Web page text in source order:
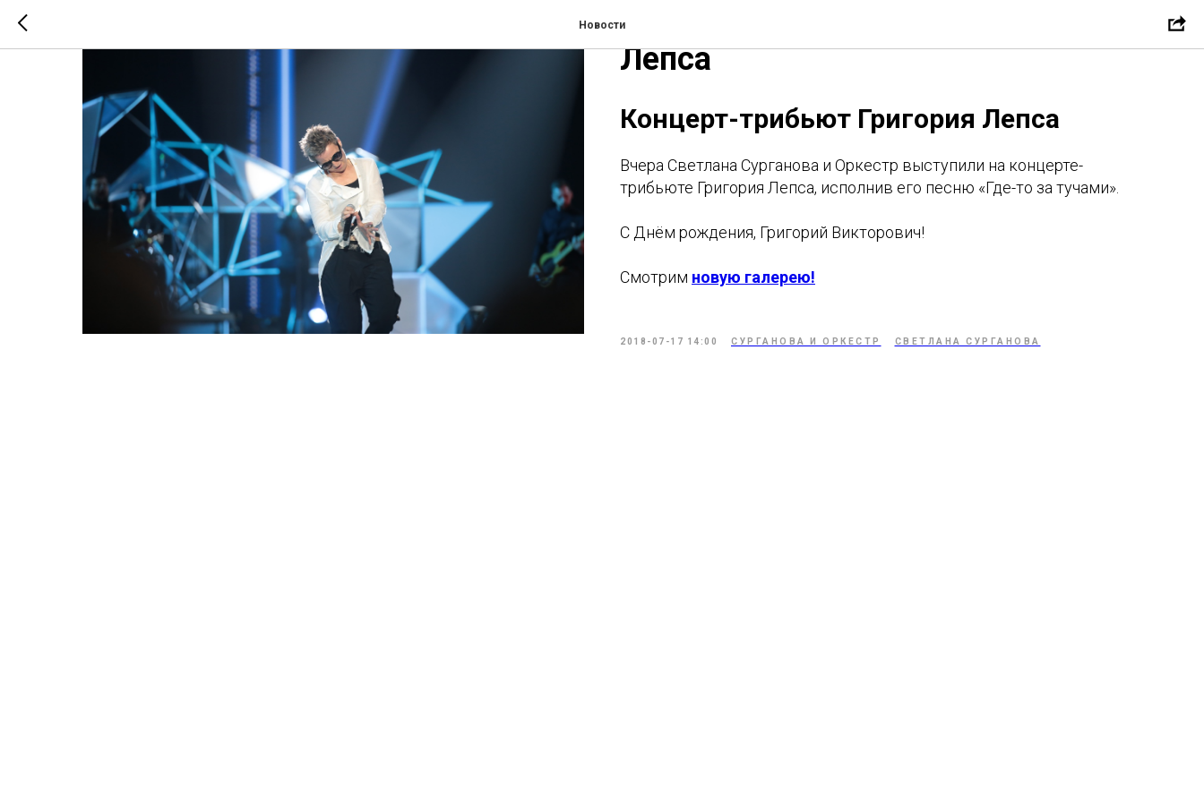
НовостиКонцерт-трибьют Григория
Лепса
Концерт-трибьют Григория Лепса
Вчера Светлана Сурганова и Оркестр выступили на концерте-
трибьюте Григория Лепса, исполнив его песню «Где-то за тучами».
С Днём рождения, Григорий Викторович!
Смотрим новую галерею!
2018-07-17 14:00 СУРГАНОВА И ОРКЕСТР СВЕТЛАНА СУРГАНОВА